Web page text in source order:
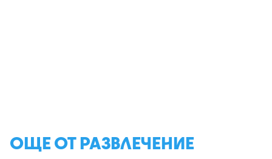
ОЩЕ ОТ РАЗВЛЕЧЕНИЕ